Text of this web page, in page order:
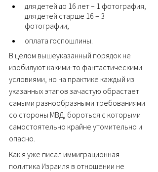
для детей до 16 лет – 1 фотография,
для детей старше 16 – 3
фотографии;
оплата госпошлины.
В целом вышеуказанный порядок не
изобилуют какими-то фантастическими
условиями, но на практике каждый из
указанных этапов зачастую обрастает
самыми разнообразными требованиями
со стороны МВД, бороться с которыми
самостоятельно крайне утомительно и
опасно.
Как я уже писал иммиграционная
политика Израиля в отношении не